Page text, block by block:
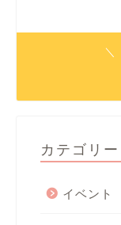
カテゴリー
イベント